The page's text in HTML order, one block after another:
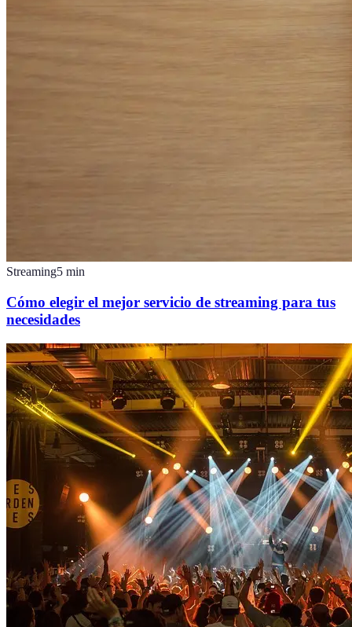
Streaming5 min
Cómo elegir el mejor servicio de streaming para tus
necesidades